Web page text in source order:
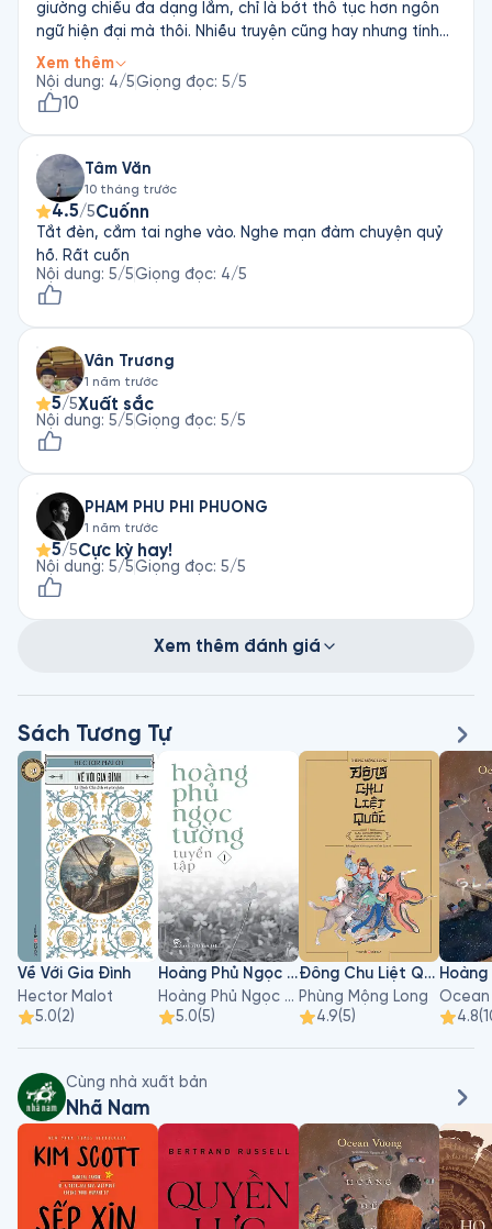
giường chiếu đa dạng lắm, chỉ là bớt thô tục hơn ngôn
ngữ hiện đại mà thôi. Nhiều truyện cũng hay nhưng tính
ra lại không có truyện nào đọng trong đầu mình hay cảm
thấy ấm lòng, mà hầu hết cảm giác sẽ là: “Gì dạ trời!”
Nhất là truyện về hai anh em song sinh, nhớ hoài sự vô
điển, tính chất lưu giữ nhiều hơn tính chất học tập, nên
mình nghĩ nếu ai thích Liêu Trai Chí Dị, hoặc tìm hiểu về
văn học xưa Trung Quốc thì cũng có thể tham khảo.
Giọng đọc truyền cảm, phù hợp nội dung sách.
Xem thêm
Nội dung: 4/5Giọng đọc: 5/5
10
Tâm Văn
10 tháng trước
4.5/5Cuốnn
Tắt đèn, cắm tai nghe vào. Nghe mạn đàm chuyện quỷ
hồ. Rất cuốn
Nội dung: 5/5Giọng đọc: 4/5
Vân Trương
1 năm trước
5/5Xuất sắc
Nội dung: 5/5Giọng đọc: 5/5
PHAM PHU PHI PHUONG
1 năm trước
5/5Cực kỳ hay!
Nội dung: 5/5Giọng đọc: 5/5
Xem thêm đánh giá
Sách Tương Tự
Về Với Gia Đình
Hector Malot
5.0(2)
Hoàng Phủ Ngọc Tường - Tập 1
Hoàng Phủ Ngọc Tường
5.0(5)
Đông Chu Liệt Quốc - Tập 3
Phùng Mộng Long
4.9(5)
Ocean
4.8(
Cùng nhà xuất bản
Nhã Nam